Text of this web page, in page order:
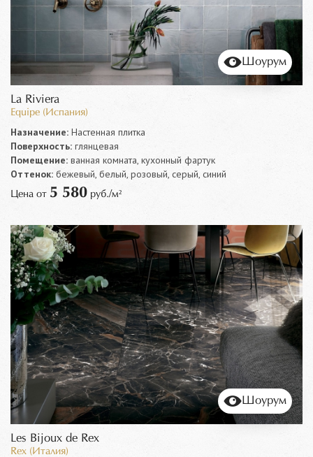
Шоурум
La Riviera
Equipe (Испания)
Назначение: Настенная плитка
Поверхность: глянцевая
Помещение: ванная комната, кухонный фартук
Оттенок: бежевый, белый, розовый, серый, синий
Цена от 5 580 руб./м²
Шоурум
Les Bijoux de Rex
Rex (Италия)